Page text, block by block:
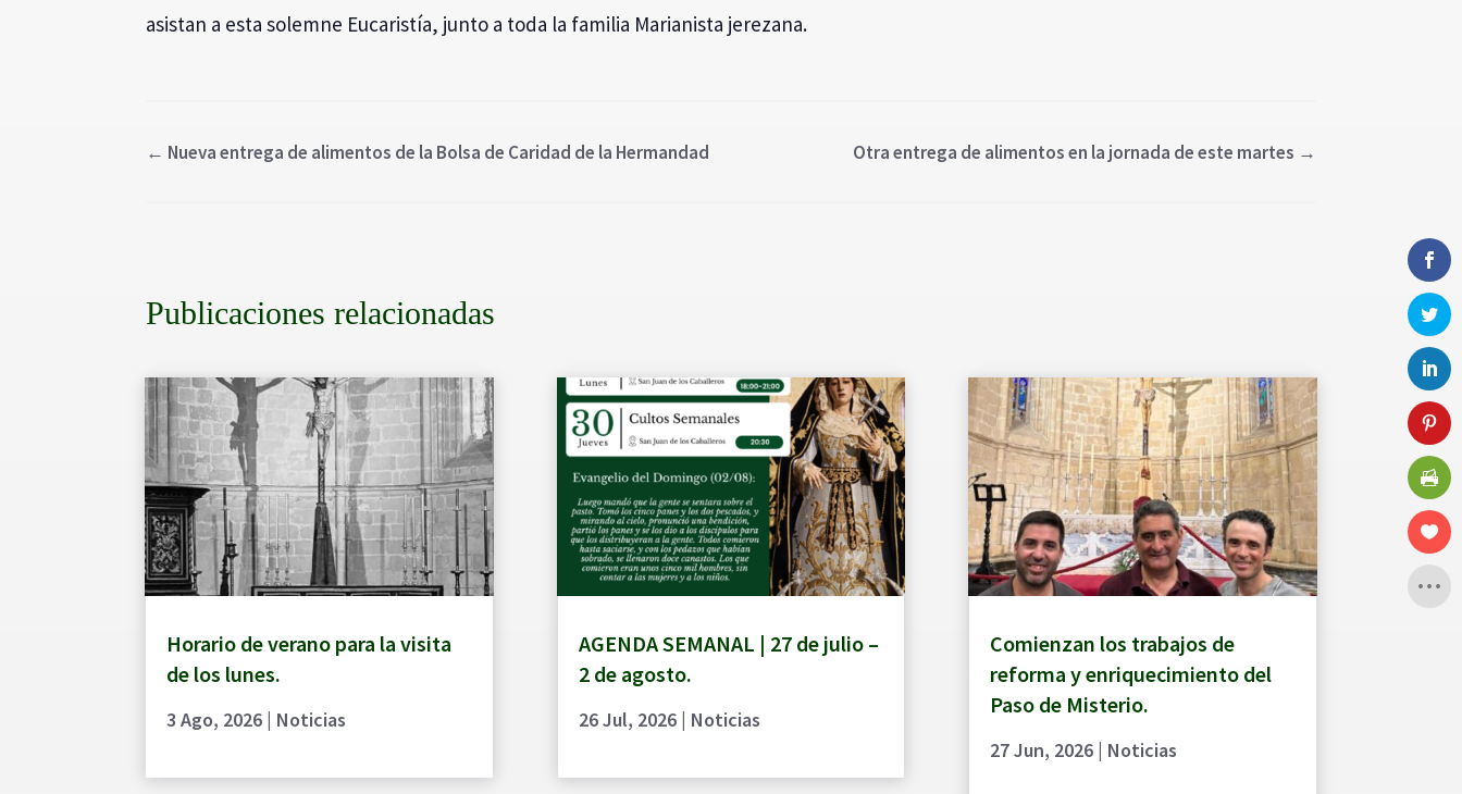
asistan a esta solemne Eucaristía, junto a toda la familia Marianista jerezana.
← Nueva entrega de alimentos de la Bolsa de Caridad de la Hermandad Otra entrega de alimentos en la jornada de este martes →
Publicaciones relacionadas
Horario de verano para la visita
de los lunes.
3 Ago, 2026 | Noticias
AGENDA SEMANAL | 27 de julio –
2 de agosto.
26 Jul, 2026| Noticias
Comienzan los trabajos de
reforma y enriquecimiento del
Paso de Misterio.
27 Jun, 2026| Noticias